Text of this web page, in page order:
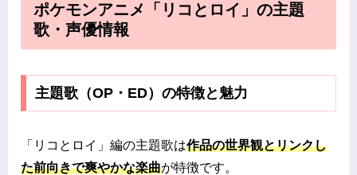
ポケモンアニメ「リコとロイ」の主題
歌・声優情報
主題歌（OP・ED）の特徴と魅力
「リコとロイ」編の主題歌は作品の世界観とリンクし
た前向きで爽やかな楽曲が特徴です。